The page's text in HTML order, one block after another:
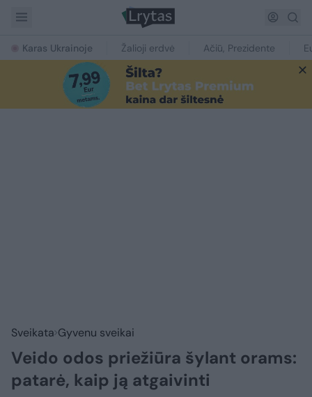
Karas Ukrainoje Žalioji erdvė Ačiū, Prezidente
Sveikata Gyvenu sveikai
Veido odos priežiūra šylant orams:
patarė, kaip ją atgaivinti